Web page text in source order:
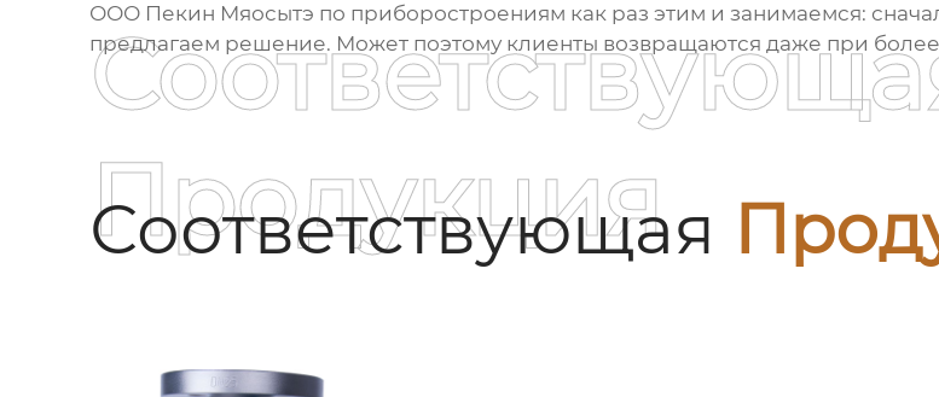
ООО Пекин Мяосытэ по приборостроениям как раз этим и занимаемся:
предлагаем решение. Может поэтому клиенты возвращаются даже при
Соответствующая
Продукция